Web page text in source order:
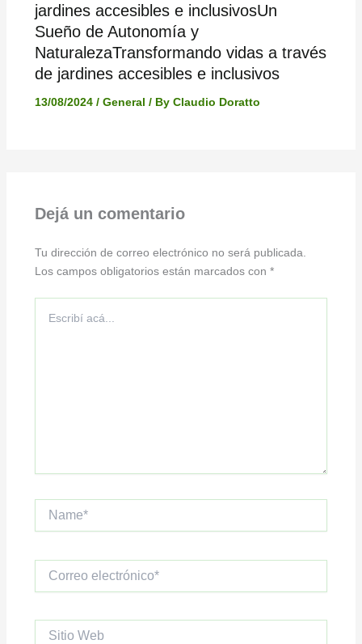
jardines accesibles e inclusivosUn
Sueño de Autonomía y
NaturalezaTransformando vidas a través
de jardines accesibles e inclusivos
13/08/2024 / General / By Claudio Doratto
Dejá un comentario
Tu dirección de correo electrónico no será publicada.
Los campos obligatorios están marcados con *
acá...
Name*
electrónico*
Sitio